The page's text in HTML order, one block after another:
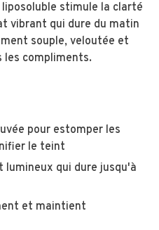
stimule la clarté
vibrant qui dure du matin
souple, veloutée et
compliments.
pour estomper les
le teint
lumineux qui dure jusqu'à
et maintient